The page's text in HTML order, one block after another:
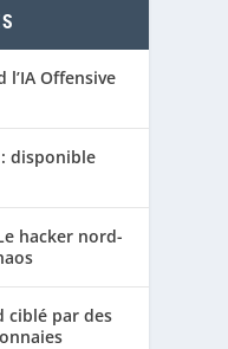
l’IA Offensive
disponible
hacker nord-
ciblé par des